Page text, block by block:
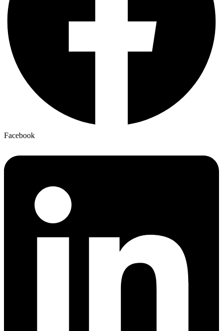
Facebook